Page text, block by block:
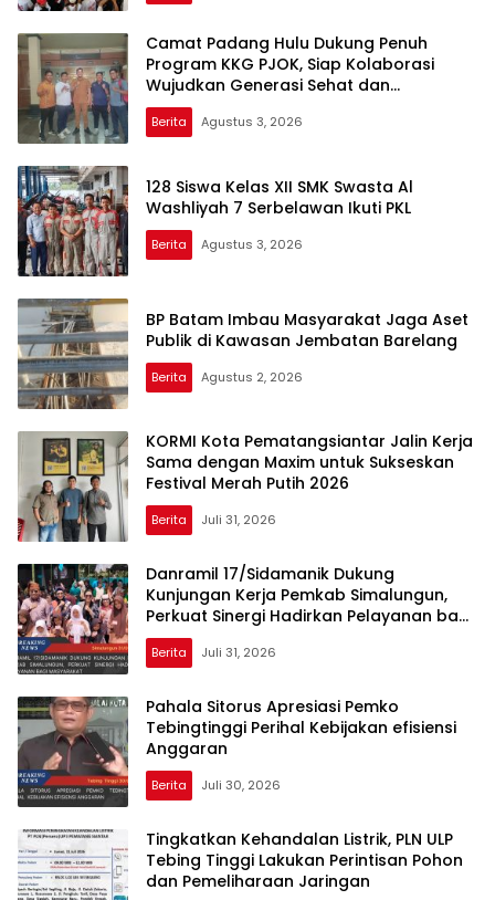
Camat Padang Hulu Dukung Penuh
Program KKG PJOK, Siap Kolaborasi
Wujudkan Generasi Sehat dan
Berprestasi
Berita Agustus 3, 2026
128 Siswa Kelas XII SMK Swasta Al
Washliyah 7 Serbelawan Ikuti PKL
Berita Agustus 3, 2026
BP Batam Imbau Masyarakat Jaga Aset
Publik di Kawasan Jembatan Barelang
Berita Agustus 2, 2026
KORMI Kota Pematangsiantar Jalin Kerja
Sama dengan Maxim untuk Sukseskan
Festival Merah Putih 2026
Berita Juli 31, 2026
Danramil 17/Sidamanik Dukung
Kunjungan Kerja Pemkab Simalungun,
Perkuat Sinergi Hadirkan Pelayanan bagi
Masyarakat
Berita Juli 31, 2026
Pahala Sitorus Apresiasi Pemko
Tebingtinggi Perihal Kebijakan efisiensi
Anggaran
Berita Juli 30, 2026
Tingkatkan Kehandalan Listrik, PLN ULP
Tebing Tinggi Lakukan Perintisan Pohon
dan Pemeliharaan Jaringan